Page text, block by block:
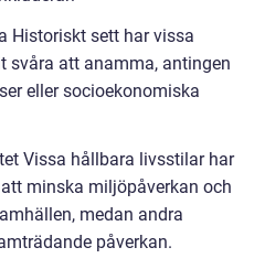
Historiskt sett har vissa
svåra att anamma, antingen
eller socioekonomiska
Vissa hållbara livsstilar har
minska miljöpåverkan och
medan andra
påverkan.